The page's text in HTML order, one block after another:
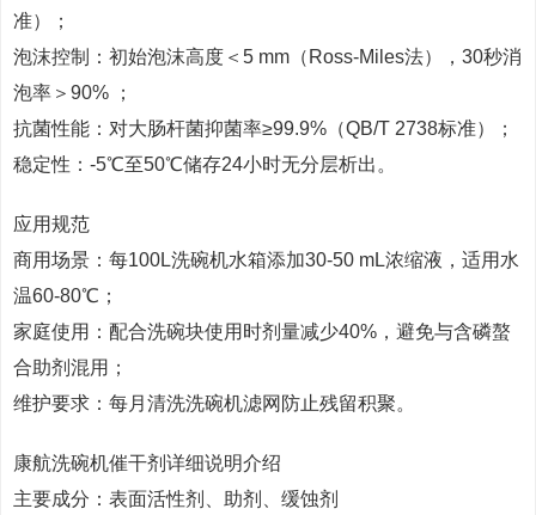
准）；
泡沫控制：初始泡沫高度＜5 mm（Ross-Miles法），30秒消
泡率＞90% ；
抗菌性能：对大肠杆菌抑菌率≥99.9%（QB/T 2738标准）；
稳定性：-5℃至50℃储存24小时无分层析出。
应用规范
商用场景：每100L洗碗机水箱添加30-50 mL浓缩液，适用水
温60-80℃；
家庭使用：配合洗碗块使用时剂量减少40%，避免与含磷螯
合助剂混用；
维护要求：每月清洗洗碗机滤网防止残留积聚。
康航洗碗机催干剂详细说明介绍
主要成分：表面活性剂、助剂、缓蚀剂